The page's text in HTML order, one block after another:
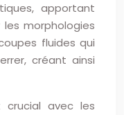
apportant
morphologies
fluides qui
créant ainsi
crucial avec les